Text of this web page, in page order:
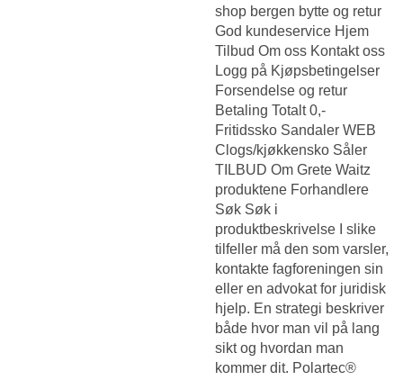
shop bergen bytte og retur
God kundeservice Hjem
Tilbud Om oss Kontakt oss
Logg på Kjøpsbetingelser
Forsendelse og retur
Betaling Totalt 0,-
Fritidssko Sandaler WEB
Clogs/kjøkkensko Såler
TILBUD Om Grete Waitz
produktene Forhandlere
Søk Søk i
produktbeskrivelse I slike
tilfeller må den som varsler,
kontakte fagforeningen sin
eller en advokat for juridisk
hjelp. En strategi beskriver
både hvor man vil på lang
sikt og hvordan man
kommer dit. Polartec®